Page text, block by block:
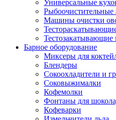
Универсальные
Машины очистки
Барное оборудование
Миксеры для
Блендеры
Сокоохладители и
Соковыжималки
Кофемолки
Фонтаны для
Кофеварки